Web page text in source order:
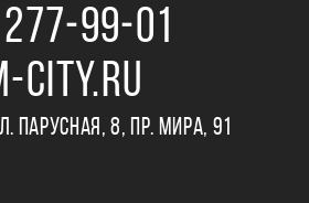
CITY.RU
ПАРУСНАЯ, 8, ПР. МИРА, 91